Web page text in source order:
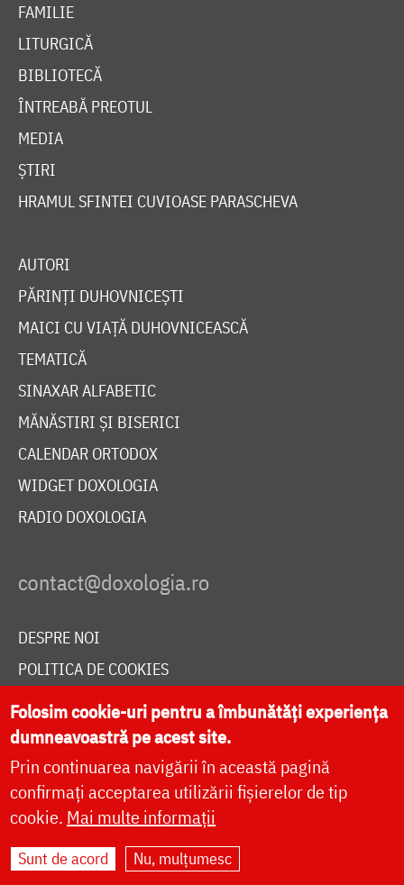
FAMILIE
LITURGICĂ
BIBLIOTECĂ
ÎNTREABĂ PREOTUL
MEDIA
ȘTIRI
HRAMUL SFINTEI CUVIOASE PARASCHEVA
AUTORI
PĂRINȚI DUHOVNICEȘTI
MAICI CU VIAȚĂ DUHOVNICEASCĂ
TEMATICĂ
SINAXAR ALFABETIC
MĂNĂSTIRI ȘI BISERICI
CALENDAR ORTODOX
WIDGET DOXOLOGIA
RADIO DOXOLOGIA
DESPRE NOI
POLITICA DE COOKIES
DONEAZĂ ONLINE PENTRU CATEDRALA NAȚIONALĂ
LIVE
Site dezvoltat deDOXOLOGIA MEDIA
Folosim cookie-uri pentru a îmbunătăți experiența
dumneavoastră pe acest site.
Prin continuarea navigării în această pagină
confirmați acceptarea utilizării fișierelor de tip
cookie. Mai multe informații
Sunt de acord Nu, mulțumesc